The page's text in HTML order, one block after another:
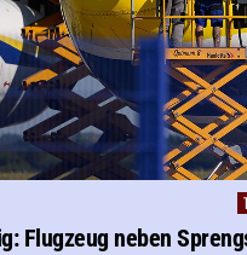
Flugzeug neben